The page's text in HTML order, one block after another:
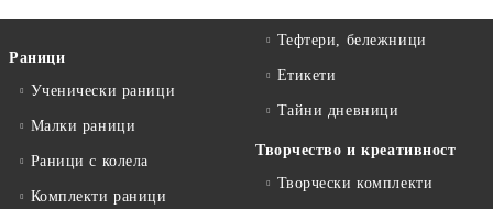
Раници
Ученически раници
Малки раници
Раници с колела
Комплекти раници
Тефтери, бележници
Етикети
Тайни дневници
Творчество и креативност
Творчески комплекти